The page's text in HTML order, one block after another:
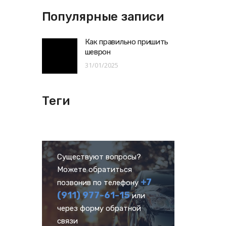
Популярные записи
Как правильно пришить
шеврон
31/01/2025
Теги
Существуют вопросы?
Можете обратиться
позвонив по телефону +7
(911) 977-61-15или
через форму обратной
связи